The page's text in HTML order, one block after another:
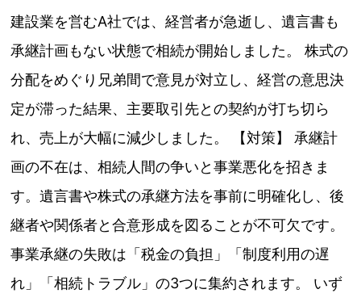
建設業を営むA社では、経営者が急逝し、遺言書も
承継計画もない状態で相続が開始しました。 株式の
分配をめぐり兄弟間で意見が対立し、経営の意思決
定が滞った結果、主要取引先との契約が打ち切ら
れ、売上が大幅に減少しました。 【対策】 承継計
画の不在は、相続人間の争いと事業悪化を招きま
す。遺言書や株式の承継方法を事前に明確化し、後
継者や関係者と合意形成を図ることが不可欠です。
事業承継の失敗は「税金の負担」「制度利用の遅
れ」「相続トラブル」の3つに集約されます。 いず